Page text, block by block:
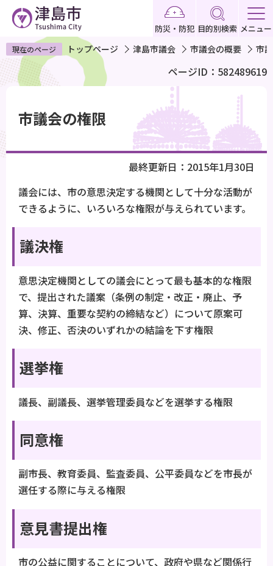
ペ
ー
ジ
で
す
防災・防犯 目的別検索 メニュー
現在のページ トップページ 津島市議会 市議会の概要 市
ページID：582489619
市議会の権限
最終更新日：2015年1月30日
議会には、市の意思決定する機関として十分な活動が
できるように、いろいろな権限が与えられています。
議決権
意思決定機関としての議会にとって最も基本的な権限
で、提出された議案（条例の制定・改正・廃止、予
算、決算、重要な契約の締結など）について原案可
決、修正、否決のいずれかの結論を下す権限
選挙権
議長、副議長、選挙管理委員などを選挙する権限
同意権
副市長、教育委員、監査委員、公平委員などを市長が
選任する際に与える権限
意見書提出権
市の公益に関することについて、政府や県など関係行